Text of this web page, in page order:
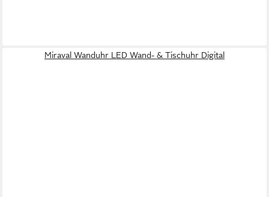
Miraval Wanduhr LED Wand- & Tischuhr Digital